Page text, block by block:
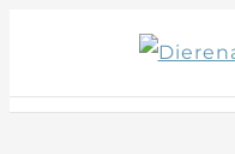
content